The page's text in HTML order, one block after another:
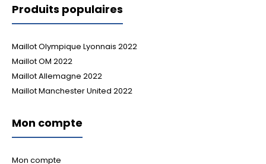
Produits populaires
Maillot Olympique Lyonnais 2022
Maillot OM 2022
Maillot Allemagne 2022
Maillot Manchester United 2022
Mon compte
Mon compte